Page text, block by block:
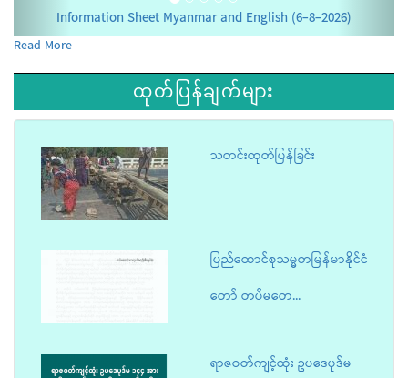
Information Sheet Myanmar and English (6-8-2026)
Read More
ထုတ်ပြန်ချက်များ
သတင်းထုတ်ပြန်ခြင်း
ပြည်ထောင်စုသမ္မတမြန်မာနိုင်ငံ
တော် တပ်မတေ...
ရာဇဝတ်ကျင့်ထုံး ဥပဒေပုဒ်မ